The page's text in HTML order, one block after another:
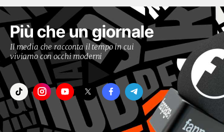
Più che un giornale
Il media che racconta il tempo in cui
viviamo con occhi moderni